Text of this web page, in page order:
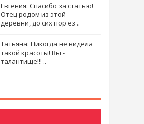
Евгения: Спасибо за статью!
Отец родом из этой
деревни, до сих пор ез ..
Татьяна: Никогда не видела
такой красоты! Вы -
талантище!!! ..